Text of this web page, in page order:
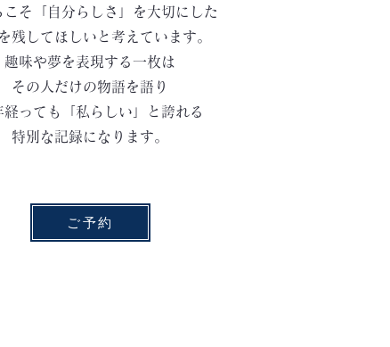
こそ「自分らしさ」を大切にした
残してほしいと考えています。
趣味や夢を表現する一枚は
その人だけの物語を語り
経っても「私らしい」と誇れる
特別な記録になります。
ご予約